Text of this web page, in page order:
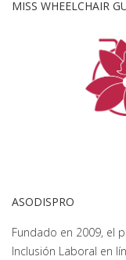
MISS WHEELCHAIR
ASODISPRO
Fundado en 2009, el
Inclusión Laboral en